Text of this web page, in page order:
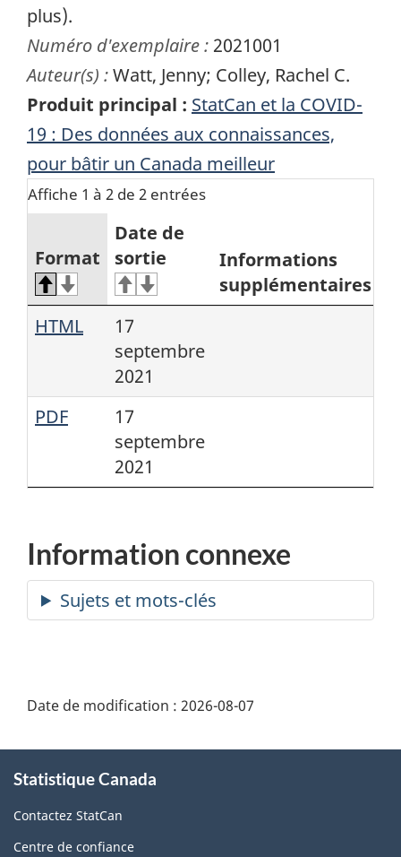
plus).
Numéro d'exemplaire : 2021001
Auteur(s) :Watt, Jenny; Colley, Rachel C.
Produit principal : StatCan et la COVID-
19 : Des données aux connaissances,
pour bâtir un Canada meilleur
Affiche 1 à 2 de 2 entrées
Format
Date de
sortie
Informations
supplémentaires
HTML
17
septembre
2021
PDF
17
septembre
2021
Information connexe
Date de modification : 2026-08-07
propos
de
ce
Statistique Canada
Contactez StatCan
Centre de confiance